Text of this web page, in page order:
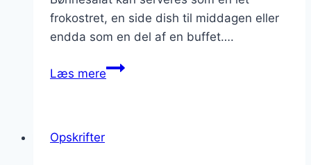
frokostret, en side dish til middagen eller
endda som en del af en buffet….
Læs mereBønnesalat
Opskrifter